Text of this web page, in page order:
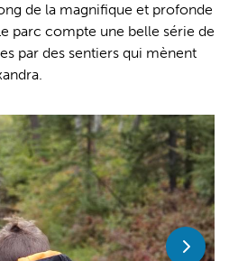
de la magnifique et profonde
parc compte une belle série de
par des sentiers qui mènent